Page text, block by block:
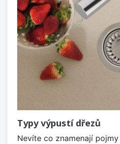
Typy výpustí dřezů
Nevíte co znamenají